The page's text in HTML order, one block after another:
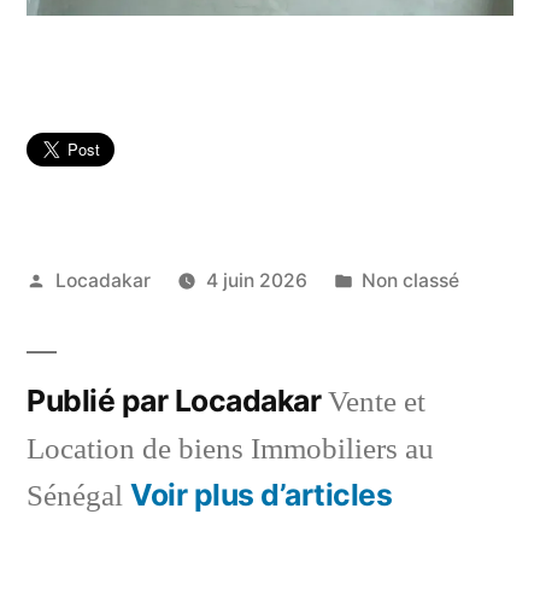
Publié
Locadakar 4 juin 2026
Publié
Non classé
Publié par LocadakarVente et
Location de biens Immobiliers au
Sénégal Voir plus d’articles